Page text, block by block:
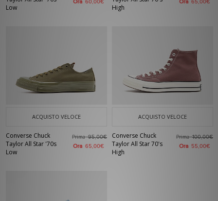
Low
Ora 60,00€
High
Ora 65,00€
ACQUISTO VELOCE
Converse Chuck
Taylor All Star '70s
Low
Prima95,00€
Ora 65,00€
ACQUISTO VELOCE
Converse Chuck
Taylor All Star 70's
High
Prima100,00€
Ora 55,00€